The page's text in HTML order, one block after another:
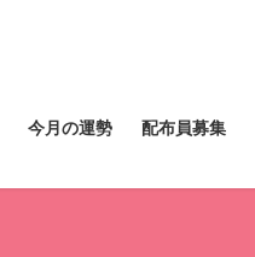
今月の運勢 配布員募集